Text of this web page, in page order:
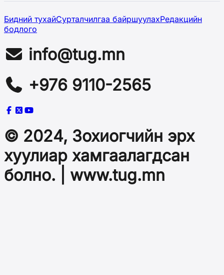
Бидний тухайСурталчилгаа байршуулахРедакцийн
бодлого
info@tug.mn
+976 9110-2565
© 2024, Зохиогчийн эрх
хуулиар хамгаалагдсан
болно. | www.tug.mn